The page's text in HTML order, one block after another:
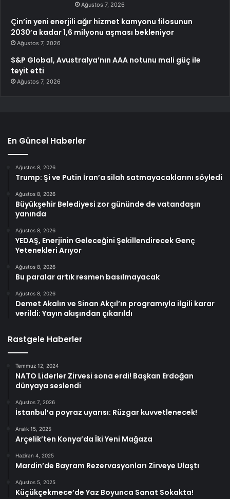
Ağustos 7, 2026
Çin’in yeni enerjili ağır hizmet kamyonu filosunun
2030’a kadar 1,6 milyonu aşması bekleniyor
Ağustos 7, 2026
S&P Global, Avustralya’nın AAA notunu mali güç ile
teyit etti
Ağustos 7, 2026
En Güncel Haberler
Ağustos 8, 2026
Trump: Şi ve Putin İran’a silah satmayacaklarını söyledi
Ağustos 8, 2026
Büyükşehir Belediyesi zor gününde de vatandaşın
yanında
Ağustos 8, 2026
YEDAŞ, Enerjinin Geleceğini Şekillendirecek Genç
Yetenekleri Arıyor
Ağustos 8, 2026
Bu paralar artık resmen basılmayacak
Ağustos 8, 2026
Demet Akalın ve Sinan Akçıl’ın programıyla ilgili karar
verildi: Yayın akışından çıkarıldı
Rastgele Haberler
Temmuz 12, 2024
NATO Liderler Zirvesi sona erdi! Başkan Erdoğan
dünyaya seslendi
Ağustos 7, 2026
İstanbul’a poyraz uyarısı: Rüzgar kuvvetlenecek!
Aralık 15, 2025
Arçelik’ten Konya’da İki Yeni Mağaza
Haziran 4, 2025
Mardin’de Bayram Rezervasyonları Zirveye Ulaştı
Ağustos 5, 2025
Küçükçekmece’de Yaz Boyunca Sanat Sokakta!